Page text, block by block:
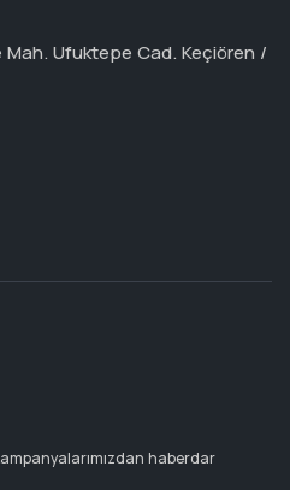
Ufuktepe Cad. Keçiören /
haberdar